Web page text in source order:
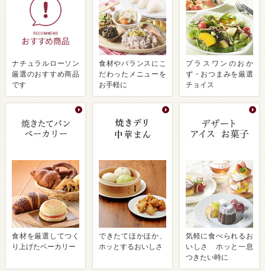
ナチュラルローソン
厳選のおすすめ商品
です
食材やバランスにこ
だわったメニューを
お手軽に
プラスワンのおか
ず・おつまみを厳選
チョイス
食材を厳選してつく
り上げたベーカリー
できたてほかほか、
ホッとするおいしさ
気軽に食べられるお
いしさ ホッと一息
つきたい時に